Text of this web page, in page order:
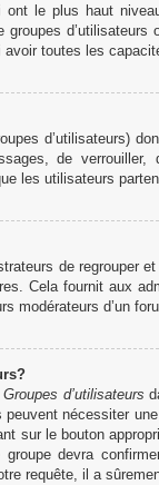
ont le plus haut
toutes les
d’utilisateurs)
de
les utilisateurs
de regrouper
Cela fournit aux
modérateurs d’un
Groupes d’utilisateurs
peuvent nécessiter
sur le bouton
devra
requête, il a